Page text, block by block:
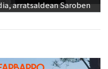
arratsaldean Saroben